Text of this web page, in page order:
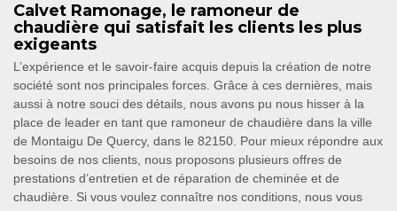
Calvet Ramonage, le ramoneur de
chaudière qui satisfait les clients les plus
exigeants
L’expérience et le savoir-faire acquis depuis la création de notre
société sont nos principales forces. Grâce à ces dernières, mais
aussi à notre souci des détails, nous avons pu nous hisser à la
place de leader en tant que ramoneur de chaudière dans la ville
de Montaigu De Quercy, dans le 82150. Pour mieux répondre aux
besoins de nos clients, nous proposons plusieurs offres de
prestations d’entretien et de réparation de cheminée et de
chaudière. Si vous voulez connaître nos conditions, nous vous